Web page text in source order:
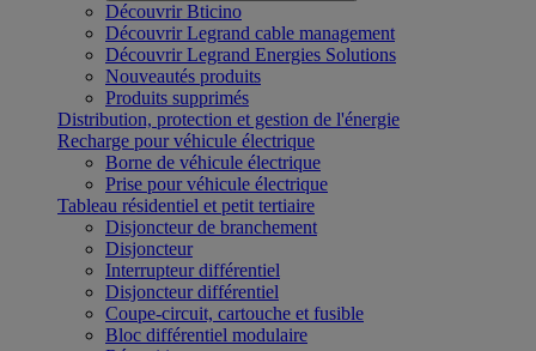
Découvrir Bticino
Découvrir Legrand cable management
Découvrir Legrand Energies Solutions
Nouveautés produits
Produits supprimés
Distribution, protection et gestion de l'énergie
Recharge pour véhicule électrique
Borne de véhicule électrique
Prise pour véhicule électrique
Tableau résidentiel et petit tertiaire
Disjoncteur de branchement
Disjoncteur
Interrupteur différentiel
Disjoncteur différentiel
Coupe-circuit, cartouche et fusible
Bloc différentiel modulaire